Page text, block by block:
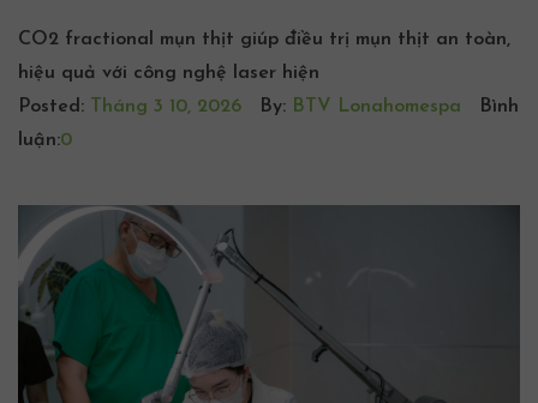
CO2 fractional mụn thịt giúp điều trị mụn thịt an toàn,
hiệu quả với công nghệ laser hiện
Posted:
Tháng 3 10, 2026 By: BTV Lonahomespa
Bình
luận:0